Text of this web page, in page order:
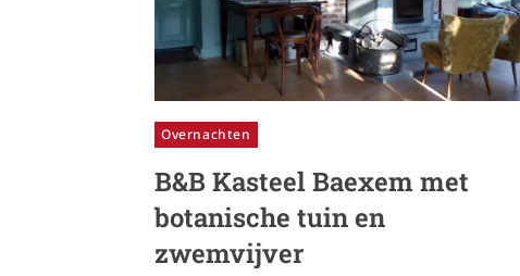
Overnachten
B&B Kasteel Baexem met
botanische tuin en
zwemvijver